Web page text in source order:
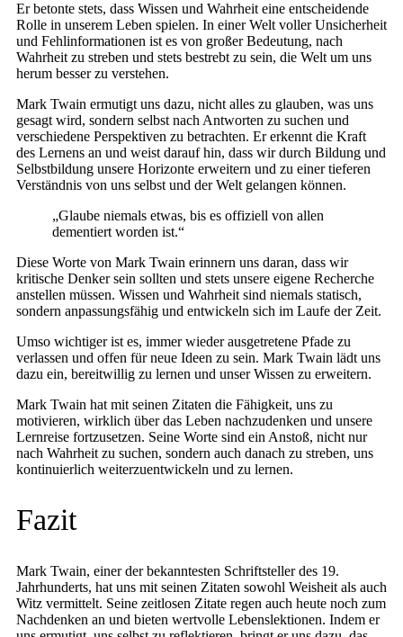
Er betonte stets, dass Wissen und Wahrheit eine entscheidende
Rolle in unserem Leben spielen. In einer Welt voller Unsicherheit
und Fehlinformationen ist es von großer Bedeutung, nach
Wahrheit zu streben und stets bestrebt zu sein, die Welt um uns
herum besser zu verstehen.
Mark Twain ermutigt uns dazu, nicht alles zu glauben, was uns
gesagt wird, sondern selbst nach Antworten zu suchen und
verschiedene Perspektiven zu betrachten. Er erkennt die Kraft
des Lernens an und weist darauf hin, dass wir durch Bildung und
Selbstbildung unsere Horizonte erweitern und zu einer tieferen
Verständnis von uns selbst und der Welt gelangen können.
„Glaube niemals etwas, bis es offiziell von allen
dementiert worden ist.“
Diese Worte von Mark Twain erinnern uns daran, dass wir
kritische Denker sein sollten und stets unsere eigene Recherche
anstellen müssen. Wissen und Wahrheit sind niemals statisch,
sondern anpassungsfähig und entwickeln sich im Laufe der Zeit.
Umso wichtiger ist es, immer wieder ausgetretene Pfade zu
verlassen und offen für neue Ideen zu sein. Mark Twain lädt uns
dazu ein, bereitwillig zu lernen und unser Wissen zu erweitern.
Mark Twain hat mit seinen Zitaten die Fähigkeit, uns zu
motivieren, wirklich über das Leben nachzudenken und unsere
Lernreise fortzusetzen. Seine Worte sind ein Anstoß, nicht nur
nach Wahrheit zu suchen, sondern auch danach zu streben, uns
kontinuierlich weiterzuentwickeln und zu lernen.
Fazit
Mark Twain, einer der bekanntesten Schriftsteller des 19.
Jahrhunderts, hat uns mit seinen Zitaten sowohl Weisheit als auch
Witz vermittelt. Seine zeitlosen Zitate regen auch heute noch zum
Nachdenken an und bieten wertvolle Lebenslektionen. Indem er